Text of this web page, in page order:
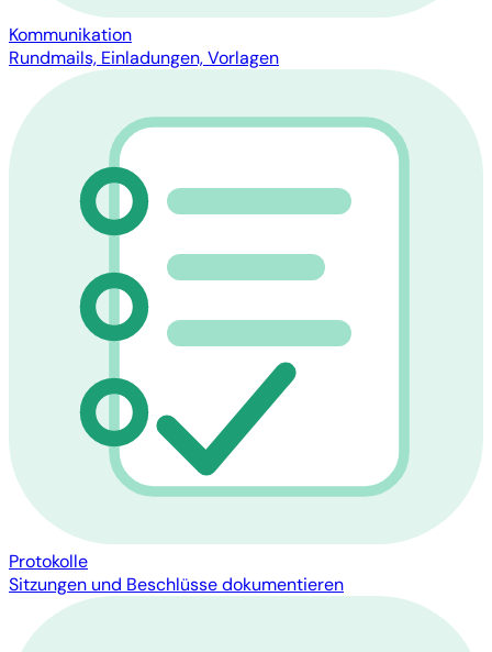
Kommunikation
Rundmails, Einladungen, Vorlagen
Protokolle
Sitzungen und Beschlüsse dokumentieren